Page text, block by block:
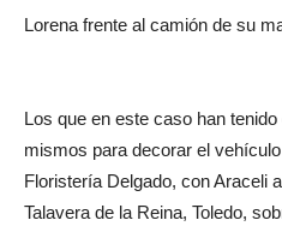
Lorena frente al camión de su
Los que en este caso han
mismos para decorar el
Floristería Delgado, con Araceli
Talavera de la Reina, Toledo,